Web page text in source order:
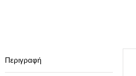
Περιγραφή